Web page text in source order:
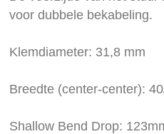
voor dubbele bekabeling.
Klemdiameter: 31,8 mm
Breedte (center-center):
Shallow Bend Drop: